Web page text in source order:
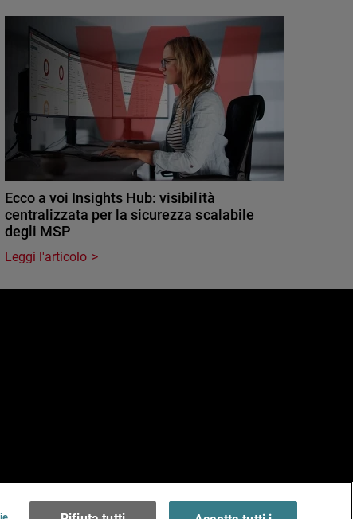
Ecco a voi Insights Hub: visibilità
centralizzata per la sicurezza scalabile
degli MSP
Leggi l'articolo
of Use >